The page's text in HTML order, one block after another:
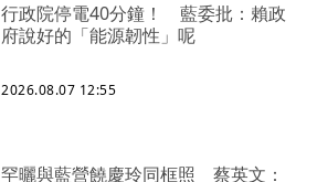
行政院停電40分鐘！ 藍委批：賴政
府說好的「能源韌性」呢
2026.08.07 12:55
罕曬與藍營饒慶玲同框照 蔡英文：